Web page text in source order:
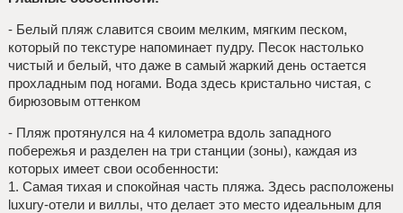
- Белый пляж славится своим мелким, мягким песком,
который по текстуре напоминает пудру. Песок настолько
чистый и белый, что даже в самый жаркий день остается
прохладным под ногами. Вода здесь кристально чистая, с
бирюзовым оттенком
- Пляж протянулся на 4 километра вдоль западного
побережья и разделен на три станции (зоны), каждая из
которых имеет свои особенности:
1. Самая тихая и спокойная часть пляжа. Здесь расположены
luxury-отели и виллы, что делает это место идеальным для